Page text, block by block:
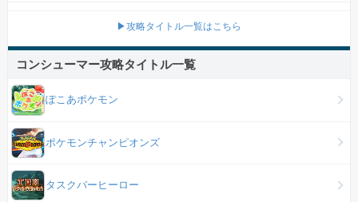
▶攻略タイトル一覧はこちら
コンシューマー攻略タイトル一覧
ぽこあポケモン
ポケモンチャンピオンズ
タスクバーヒーロー